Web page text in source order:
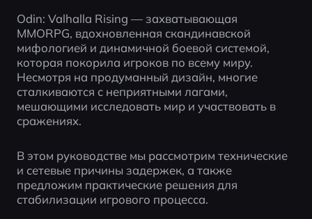
Odin: Valhalla Rising — захватывающая
MMORPG, вдохновленная скандинавской
мифологией и динамичной боевой системой,
которая покорила игроков по всему миру.
Несмотря на продуманный дизайн, многие
сталкиваются с неприятными лагами,
мешающими исследовать мир и участвовать в
сражениях.
В этом руководстве мы рассмотрим технические
и сетевые причины задержек, а также
предложим практические решения для
стабилизации игрового процесса.